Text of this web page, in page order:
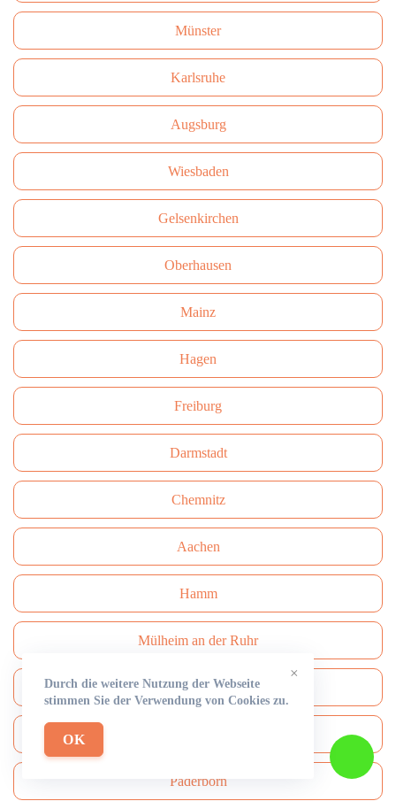
Münster
Karlsruhe
Augsburg
Wiesbaden
Gelsenkirchen
Oberhausen
Mainz
Hagen
Freiburg
Darmstadt
Сhemnitz
Aachen
Hamm
Mülheim an der Ruhr
Mönchengladbach
Paderborn
×
Durch die weitere Nutzung der Webseite
stimmen Sie der Verwendung von Cookies zu.
OK